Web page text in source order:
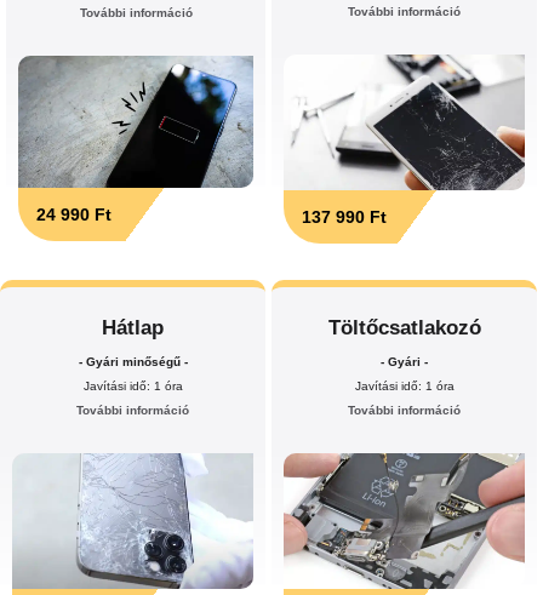
További információ
24 990 Ft
További információ
137 990 Ft
Hátlap
- Gyári minőségű -
Javítási idő: 1 óra
További információ
Töltőcsatlakozó
- Gyári -
Javítási idő: 1 óra
További információ